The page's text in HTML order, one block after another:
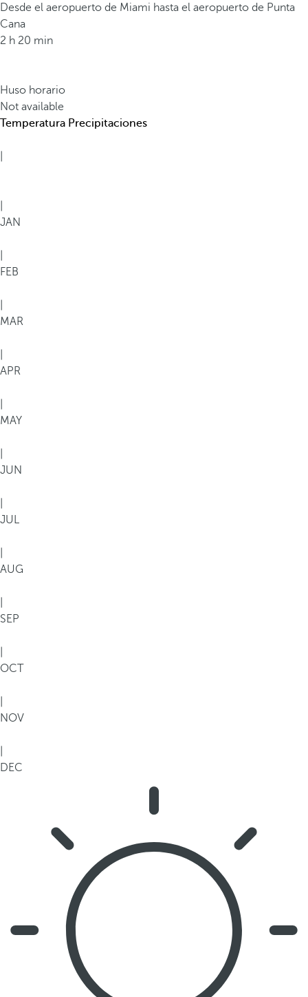
Desde el aeropuerto de Miami hasta el aeropuerto de Punta
Cana
2 h 20 min
Huso horario
Not available
Temperatura Precipitaciones
JAN
FEB
MAR
APR
MAY
JUN
JUL
AUG
SEP
OCT
NOV
DEC